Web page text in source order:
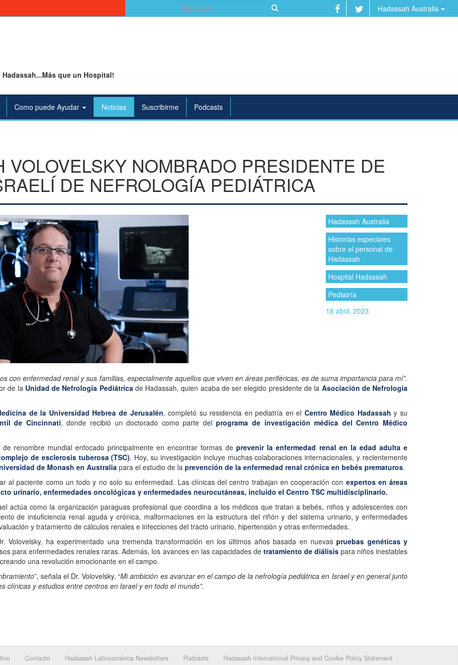
Buscar: Hadassah Australia
que un Hospital!
Como puede Ayudar Noticias Suscribirme Podcasts
VOLOVELSKY NOMBRADO PRESIDENTE DE
DE NEFROLOGÍA PEDIÁTRICA
Hadassah Australia
Historias especiales
sobre el personal de
Hadassah
Hospital Hadassah
Pediatría
18 abril, 2023
con enfermedad renal y sus familias, especialmente aquellos que viven en áreas periféricas, es de suma importancia para mí”.
de la Unidad de Nefrología Pediátricade Hadassah, quien acaba de ser elegido presidente de la Asociación de Nefrología
de la Universidad Hebrea de Jerusalén, completó su residencia en pediatría en el Centro Médico Hadassah y su
de Cincinnati, donde recibió un doctorado como parte delprograma de investigación médica del Centro Médico
renombre mundial enfocado principalmente en encontrar formas deprevenir la enfermedad renal en la edad adulta e
de esclerosis tuberosa (TSC). Hoy, su investigación incluye muchas colaboraciones internacionales, y recientemente
de Monash en Australia para el estudio de la prevención de la enfermedad renal crónica en bebés prematuros.
al paciente como un todo y no solo su enfermedad. Las clínicas del centro trabajan en cooperación con expertos en áreas
urinario, enfermedades oncológicas y enfermedades neurocutáneas, incluido el Centro TSC multidisciplinario.
actúa como la organización paraguas profesional que coordina a los médicos que tratan a bebés, niños y adolescentes con
de insuficiencia renal aguda y crónica, malformaciones en la estructura del riñón y del sistema urinario, y enfermedades
y tratamiento de cálculos renales e infecciones del tracto urinario, hipertensión y otras enfermedades.
Volovelsky, ha experimentado una tremenda transformación en los últimos años basada en nuevaspruebas genéticas y
para enfermedades renales raras. Además, los avances en las capacidades de tratamiento de diálisispara niños inestables
una revolución emocionante en el campo.
”, señala el Dr. Volovelsky. “Mi ambición es avanzar en el campo de la nefrología pediátrica en Israel y en general junto
clínicas y estudios entre centros en Israel y en todo el mundo”.
Contacto Hadassah Latinoamérica Newsletters Podcasts Hadassah International Privacy and Cookie Policy Statement